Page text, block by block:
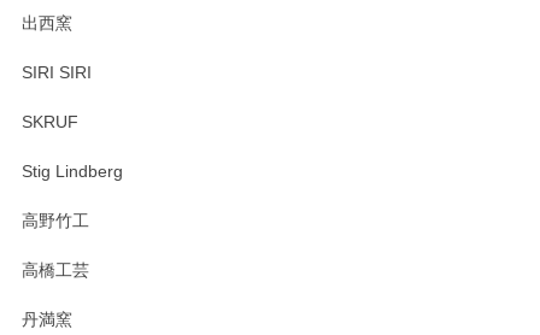
出西窯
SIRI SIRI
SKRUF
Stig Lindberg
高野竹工
高橋工芸
丹満窯